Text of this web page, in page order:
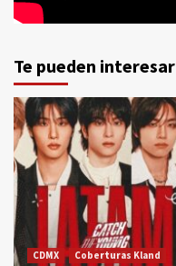
Te pueden interesar
CDMX
Coberturas Kland